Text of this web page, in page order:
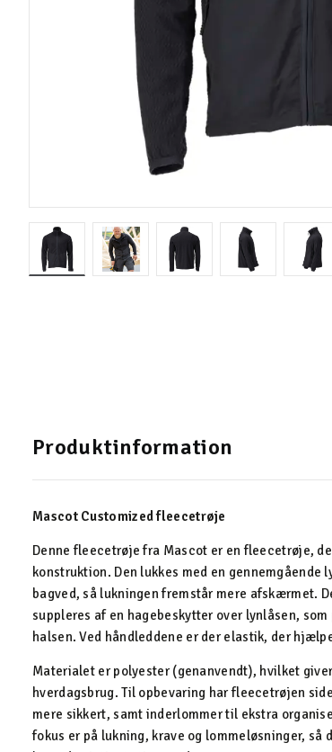
Produktinformation
Mascot Customized fleecetrøje
Denne fleecetrøje fra Mascot er en fleecetrøje,
konstruktion. Den lukkes med en
bagved, så lukningen fremstår mere afskærmet.
suppleres af en hagebeskytter over lynlåsen,
halsen. Ved håndleddene er der elastik, der
Materialet er polyester (genanvendt), hvilket
hverdagsbrug. Til opbevaring har fleecetrøjen
mere sikkert, samt inderlommer til ekstra
fokus er på lukning, krave og lommeløsninger, så